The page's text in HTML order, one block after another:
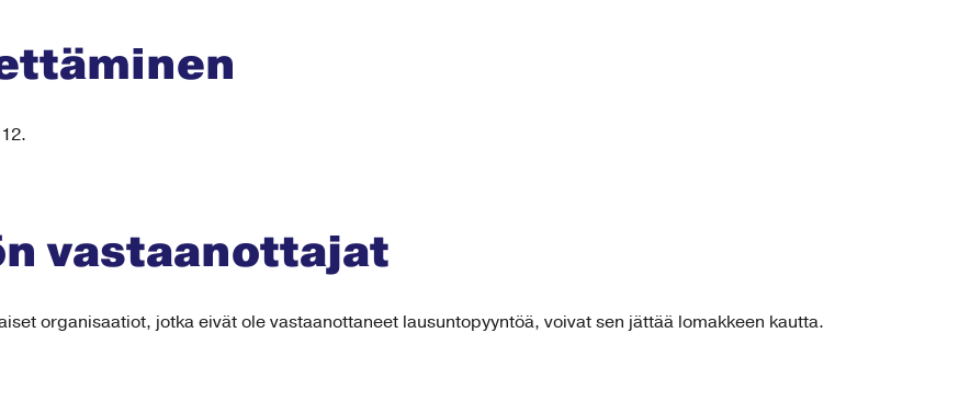
vastaanottajat
organisaatiot, jotka eivät ole vastaanottaneet lausuntopyyntöä, voivat sen jättää lomakkeen kautta.